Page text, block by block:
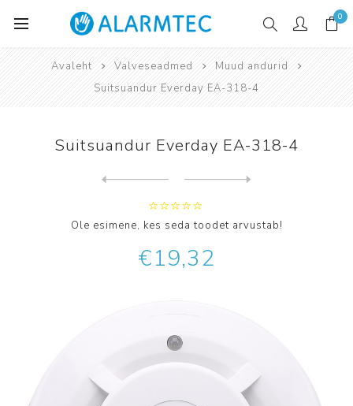
0
Avaleht Valveseadmed
Muud andurid
Suitsuandur Everday EA-318-4
Suitsuandur Everday EA-318-4
Ole esimene, kes seda toodet arvustab!
€19,32